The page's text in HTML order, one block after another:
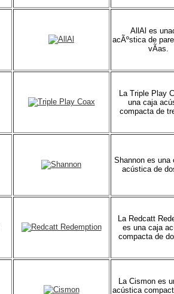
AllAl es
acÃºstica de
vÃ­as.
La Triple Play
una caja
compacta de
Shannon es una
acústica de
La Redcatt
es una caja
compacta de
La Cismon es
acústica